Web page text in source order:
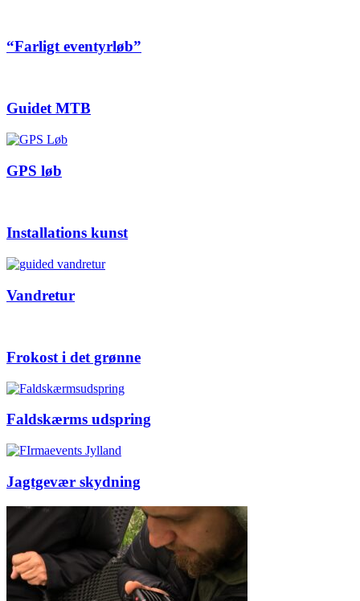
“Farligt eventyrløb”
Guidet MTB
GPS løb
Installations kunst
Vandretur
Frokost i det grønne
Faldskærms udspring
Jagtgevær skydning